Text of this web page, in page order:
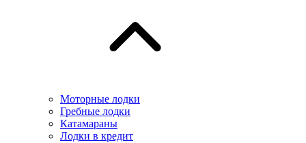
Моторные лодки
Гребные лодки
Катамараны
Лодки в кредит